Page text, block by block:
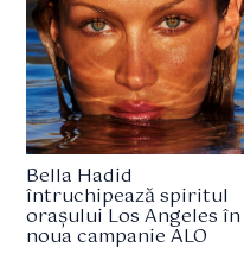
Bella Hadid
întruchipează spiritul
orașului Los Angeles în
noua campanie ALO